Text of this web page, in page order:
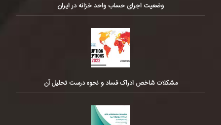
وضعیت اجرای حساب واحد خزانه در ایران
مشکلات شاخص ادراک فساد و نحوه درست تحلیل آن